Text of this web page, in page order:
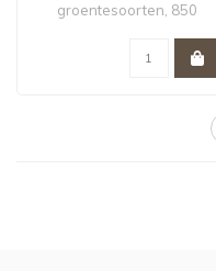
groentesoorten, 850
recepten, een eindeloze ..